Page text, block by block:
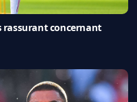
rassurant concernant